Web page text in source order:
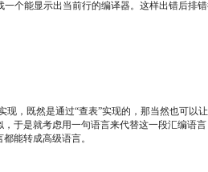
个能显示出当前行的编译器。这样出错后排错
，既然是通过“查表”实现的，那当然也可以
于是就考虑用一句语言来代替这一段汇编语
能转成高级语言。